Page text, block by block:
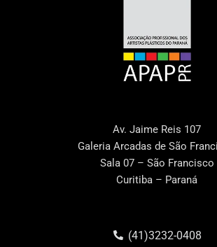
Av. Jaime Reis 107
Galeria Arcadas de São
Sala 07 – São Francisco
Curitiba – Paraná
(41)3232-0408